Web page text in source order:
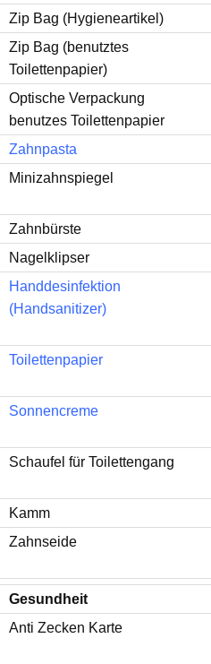
Zip Bag (Hygieneartikel)
Zip Bag (benutztes
Toilettenpapier)
Optische Verpackung
benutzes Toilettenpapier
Zahnpasta
Minizahnspiegel
Zahnbürste
Nagelklipser
Handdesinfektion
(Handsanitizer)
Toilettenpapier
Sonnencreme
Schaufel für Toilettengang
Kamm
Zahnseide
Gesundheit
Anti Zecken Karte